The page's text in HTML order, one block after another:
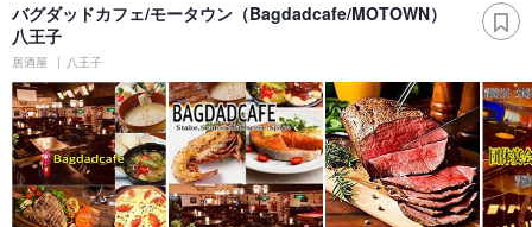
バグダッドカフェ/モータウン（Bagdadcafe/MOTOWN）
八王子
居酒屋 八王子